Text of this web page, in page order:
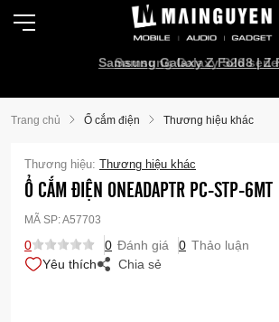
Samsung Galaxy S26
Samsung Galaxy Z Fold8 | Z
Trang chủ Ổ cắm điện Thương hiệu khác
Thương hiệu: Thương hiệu khác
Ổ CẮM ĐIỆN ONEADAPTR PC-STP-6MT
MÃ SP:A57703
0 0 Đánh giá 0 Thảo luận
Yêu thích
Chia sẻ